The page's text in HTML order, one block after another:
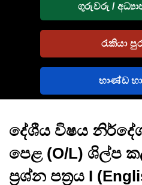
ගුරුවරු /
රැකියා
භාණ්ඩ
දේශීය විෂය
පෙළ (O/L) ශිල්ප
ප්‍රශ්න පත්‍රය I